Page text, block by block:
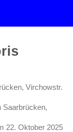
Virchowstr.
Saarbrücken,
22. Oktober 2025